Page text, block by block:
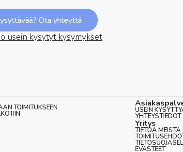
Ota yhteyttä
usein kysytyt kysymykset
TOIMITUKSEEN USEIN
YHTEYSTIEDOT
Yritys
TIETOA MEISTÄ
EVÄSTEET